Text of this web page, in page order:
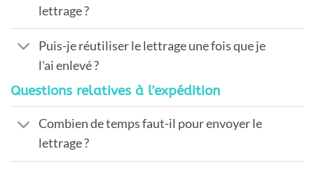
lettrage ?
Puis-je réutiliser le lettrage une fois que je
l'ai enlevé ?
Questions relatives à l'expédition
Combien de temps faut-il pour envoyer le
lettrage ?